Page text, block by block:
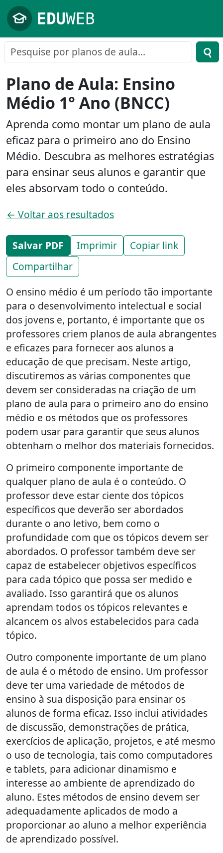
Pular para o conteúdo principal
Plano de Aula: Ensino
Médio 1° Ano (BNCC)
Aprenda como montar um plano de aula
eficaz para o primeiro ano do Ensino
Médio. Descubra as melhores estratégias
para ensinar seus alunos e garantir que
eles absorvam todo o conteúdo.
← Voltar aos resultados
Salvar PDF Imprimir
Copiar link
Compartilhar
O ensino médio é um período tão importante
para o desenvolvimento intelectual e social
dos jovens e, portanto, é importante que os
professores criem planos de aula abrangentes
e eficazes para fornecer aos alunos a
educação de que precisam. Neste artigo,
discutiremos as várias componentes que
devem ser consideradas na criação de um
plano de aula para o primeiro ano do ensino
médio e os métodos que os professores
podem usar para garantir que seus alunos
obtenham o melhor dos materiais fornecidos.
O primeiro componente importante de
qualquer plano de aula é o conteúdo. O
professor deve estar ciente dos tópicos
específicos que deverão ser abordados
durante o ano letivo, bem como o
profundidade com que os tópicos devem ser
abordados. O professor também deve ser
capaz de estabelecer objetivos específicos
para cada tópico que possa ser medido e
avaliado. Isso garantirá que os alunos
aprendam todos os tópicos relevantes e
alcancem os alvos estabelecidos para cada
tópico.
Outro componente importante de um plano
de aula é o método de ensino. Um professor
deve ter uma variedade de métodos de
ensino à sua disposição para ensinar os
alunos de forma eficaz. Isso inclui atividades
de discussão, demonstrações de prática,
exercícios de aplicação, projetos, e até mesmo
o uso de tecnologia, tais como computadores
e tablets, para adicionar dinamismo e
interesse ao ambiente de aprendizado do
aluno. Estes métodos de ensino devem ser
adequadamente aplicados de modo a
proporcionar ao aluno a melhor experiência
de aprendizado possível.